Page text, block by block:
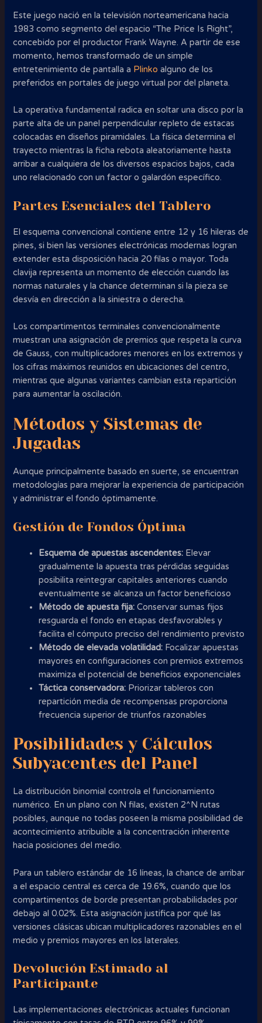
Este juego nació en la televisión norteamericana hacia
1983 como segmento del espacio “The Price Is Right”,
concebido por el productor Frank Wayne. A partir de ese
momento, hemos transformado de un simple
entretenimiento de pantalla a Plinko alguno de los
preferidos en portales de juego virtual por del planeta.
La operativa fundamental radica en soltar una disco por la
parte alta de un panel perpendicular repleto de estacas
colocadas en diseños piramidales. La física determina el
trayecto mientras la ficha rebota aleatoriamente hasta
arribar a cualquiera de los diversos espacios bajos, cada
uno relacionado con un factor o galardón específico.
Partes Esenciales del Tablero
El esquema convencional contiene entre 12 y 16 hileras de
pines, si bien las versiones electrónicas modernas logran
extender esta disposición hacia 20 filas o mayor. Toda
clavija representa un momento de elección cuando las
normas naturales y la chance determinan si la pieza se
desvía en dirección a la siniestra o derecha.
Los compartimentos terminales convencionalmente
muestran una asignación de premios que respeta la curva
de Gauss, con multiplicadores menores en los extremos y
los cifras máximos reunidos en ubicaciones del centro,
mientras que algunas variantes cambian esta repartición
para aumentar la oscilación.
Métodos y Sistemas de
Jugadas
Aunque principalmente basado en suerte, se encuentran
metodologías para mejorar la experiencia de participación
y administrar el fondo óptimamente.
Gestión de Fondos Óptima
Esquema de apuestas ascendentes: Elevar
gradualmente la apuesta tras pérdidas seguidas
posibilita reintegrar capitales anteriores cuando
eventualmente se alcanza un factor beneficioso
Método de apuesta fija: Conservar sumas fijos
resguarda el fondo en etapas desfavorables y
facilita el cómputo preciso del rendimiento previsto
Método de elevada volatilidad: Focalizar apuestas
mayores en configuraciones con premios extremos
maximiza el potencial de beneficios exponenciales
Táctica conservadora: Priorizar tableros con
repartición media de recompensas proporciona
frecuencia superior de triunfos razonables
Posibilidades y Cálculos
Subyacentes del Panel
La distribución binomial controla el funcionamiento
numérico. En un plano con N filas, existen 2^N rutas
posibles, aunque no todas poseen la misma posibilidad de
acontecimiento atribuible a la concentración inherente
hacia posiciones del medio.
Para un tablero estándar de 16 líneas, la chance de arribar
a el espacio central es cerca de 19.6%, cuando que los
compartimentos de borde presentan probabilidades por
debajo al 0.02%. Esta asignación justifica por qué las
versiones clásicas ubican multiplicadores razonables en el
medio y premios mayores en los laterales.
Devolución Estimado al
Participante
Las implementaciones electrónicas actuales funcionan